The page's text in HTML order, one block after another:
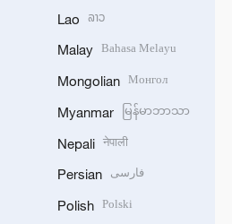
Lao ລາວ
Malay Bahasa Melayu
Mongolian Монгол
Myanmar မြန်မာဘာသာ
Nepali नेपाली
Persian فارسی
Polish Polski